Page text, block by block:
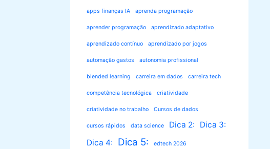
apps finanças IA aprenda programação
aprender programação aprendizado adaptativo
aprendizado contínuo aprendizado por jogos
automação gastos autonomia profissional
blended learning carreira em dados carreira tech
competência tecnológica criatividade
criatividade no trabalho Cursos de dados
cursos rápidos data science Dica 2:
Dica 3:
Dica 4:
Dica 5: edtech 2026